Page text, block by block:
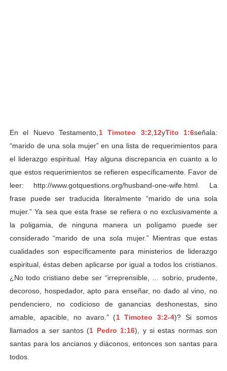
En el Nuevo Testamento, 1 Timoteo 3:2, 12yTito 1:6señala:
“marido de una sola mujer” en una lista de requerimientos para
el liderazgo espiritual. Hay alguna discrepancia en cuanto a lo
que estos requerimientos se refieren específicamente. Favor de
leer: http://www.gotquestions.org/husband-one-wife.html. La
frase puede ser traducida literalmente “marido de una sola
mujer.” Ya sea que esta frase se refiera o no exclusivamente a
la poligamia, de ninguna manera un polígamo puede ser
considerado “marido de una sola mujer.” Mientras que estas
cualidades son específicamente para ministerios de liderazgo
espiritual, éstas deben aplicarse por igual a todos los cristianos.
¿No todo cristiano debe ser “irreprensible, … sobrio, prudente,
decoroso, hospedador, apto para enseñar, no dado al vino, no
pendenciero, no codicioso de ganancias deshonestas, sino
amable, apacible, no avaro.” (1 Timoteo 3:2-4)? Si somos
llamados a ser santos (1 Pedro 1:16), y si estas normas son
santas para los ancianos y diáconos, entonces son santas para
todos.